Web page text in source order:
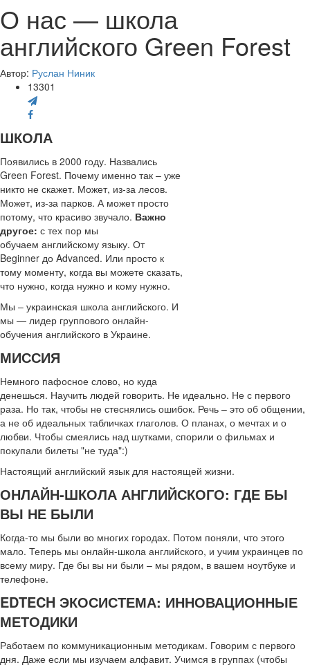
О нас — школа
английского Green Forest
Автор: Руслан Ниник
13301
ШКОЛА
Появились в 2000 году. Назвались
Green Forest. Почему именно так – уже
никто не скажет. Может, из-за лесов.
Может, из-за парков. А может просто
потому, что красиво звучало. Важно
другое: с тех пор мы
обучаем английскому языку. От
Beginner до Advanced. Или просто к
тому моменту, когда вы можете сказать,
что нужно, когда нужно и кому нужно.
Мы – украинская школа английского. И
мы — лидер группового онлайн-
обучения английского в Украине.
МИССИЯ
Немного пафосное слово, но куда
денешься. Научить людей говорить. Не идеально. Не с первого
раза. Но так, чтобы не стеснялись ошибок. Речь – это об общении,
а не об идеальных табличках глаголов. О планах, о мечтах и ​​о
любви. Чтобы смеялись над шутками, спорили о фильмах и
покупали билеты "не туда":)
Настоящий английский язык для настоящей жизни.
ОНЛАЙН-ШКОЛА АНГЛИЙСКОГО: ГДЕ БЫ
ВЫ НЕ БЫЛИ
Когда-то мы были во многих городах. Потом поняли, что этого
мало. Теперь мы онлайн-школа английского, и учим украинцев по
всему миру. Где бы вы ни были – мы рядом, в вашем ноутбуке и
телефоне.
EDTECH ЭКОСИСТЕМА: ИННОВАЦИОННЫЕ
МЕТОДИКИ
Работаем по коммуникационным методикам. Говорим с первого
дня. Даже если мы изучаем алфавит. Учимся в группах (чтобы